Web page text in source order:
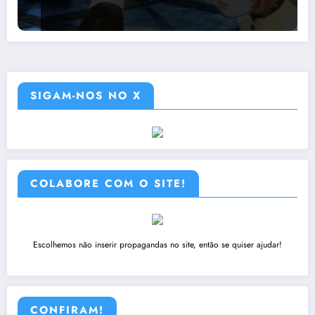
SIGAM-NOS NO X
COLABORE COM O SITE!
Escolhemos não inserir propagandas no site, então se quiser ajudar!
CONFIRAM!